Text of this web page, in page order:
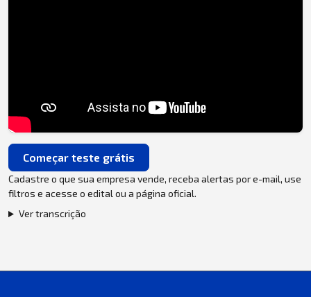
Começar teste grátis
Cadastre o que sua empresa vende, receba alertas por e-mail, use
filtros e acesse o edital ou a página oficial.
Ver transcrição